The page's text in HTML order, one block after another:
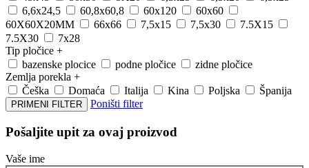
6,6x24,5
60,8x60,8 60x120
60x60
60X60X20MM
66x66 7,5x15 7,5x30
7.5X15
7.5X30
7x28
Tip pločice +
bazenske plocice
podne pločice
zidne pločice
Zemlja porekla +
Češka
Domaća Italija Kina Poljska Španija
PRIMENI FILTER Poništi filter
Pošaljite upit za ovaj proizvod
Vaše ime